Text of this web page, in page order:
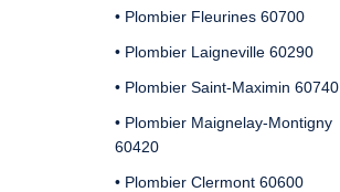
• Plombier Fleurines 60700
• Plombier Laigneville 60290
• Plombier Saint-Maximin 60740
• Plombier Maignelay-Montigny
60420
• Plombier Clermont 60600